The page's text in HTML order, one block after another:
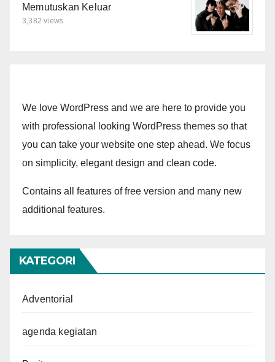
Memutuskan Keluar
3,382 views
We love WordPress and we are here to provide you
with professional looking WordPress themes so that
you can take your website one step ahead. We focus
on simplicity, elegant design and clean code.
Contains all features of free version and many new
additional features.
KATEGORI
Adventorial
agenda kegiatan